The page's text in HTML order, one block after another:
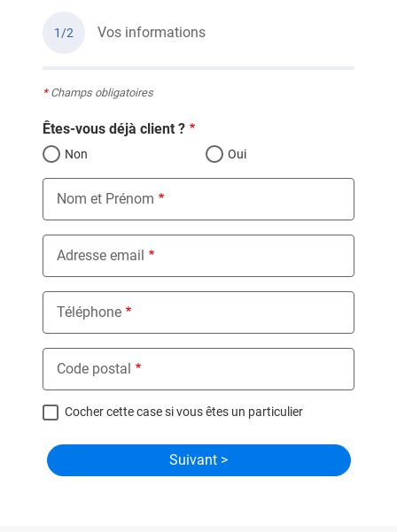
1/2 Vos informations
*Champs obligatoires
Êtes-vous déjà client ?
Non Oui
Nom et Prénom
Adresse email
Téléphone
Code postal
Cocher cette case si vous êtes un particulier